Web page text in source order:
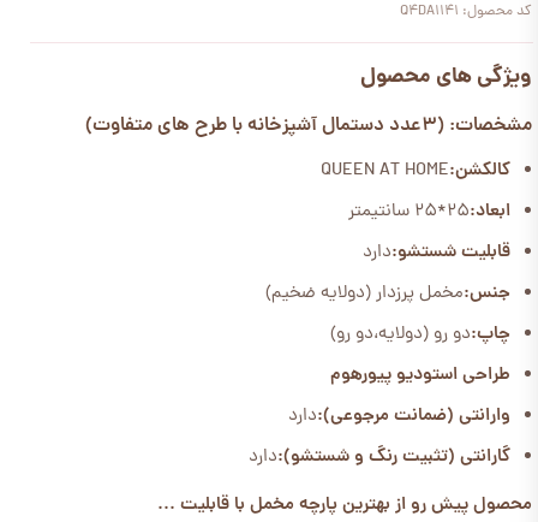
کد محصول: Q4DA1141
ویژگی های محصول
مشخصات: (3عدد دستمال آشپزخانه با طرح های متفاوت)
کالکشن:QUEEN AT HOME
ابعاد:25*25 سانتیمتر
قابلیت شستشو:دارد
جنس:مخمل پرزدار (دولایه ضخیم)
چاپ:دو رو (دولایه،دو رو)
طراحی استودیو پیورهوم
وارانتی (ضمانت مرجوعی):دارد
گارانتی (تثبیت رنگ و شستشو):دارد
محصول پیش رو از بهترین پارچه مخمل با قابلیت ...